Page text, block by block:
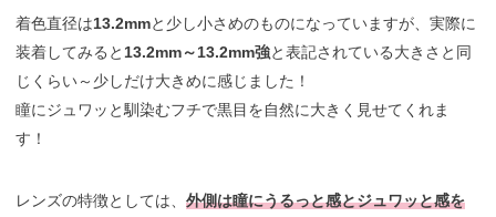
着色直径は13.2mmと少し小さめのものになっていますが、実際に
装着してみると 13.2mm～13.2mm強と表記されている大きさと同
じくらい～少しだけ大きめに感じました！
瞳にジュワッと馴染むフチで黒目を自然に大きく見せてくれま
す！
レンズの特徴としては、外側は瞳にうるっと感とジュワッと感を